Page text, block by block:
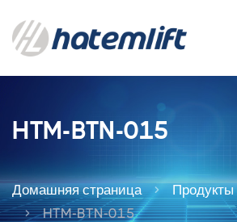
HTM-BTN-015
Домашняя страница
Продукты
HTM-BTN-015